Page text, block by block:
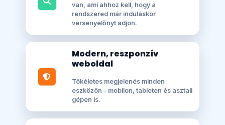
van, ami ahhoz kell, hogy a
rendszered már induláskor
versenyelőnyt adjon.
Modern, reszponzív
weboldal
Tökéletes megjelenés minden
eszközön – mobilon, tableten és asztali
gépen is.